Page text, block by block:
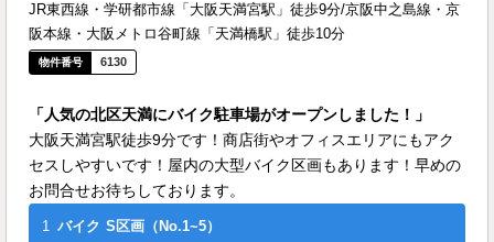
JR東西線・学研都市線「大阪天満宮駅」徒歩9分/京阪中之島線・京
阪本線・大阪メトロ谷町線「天満橋駅」徒歩10分
6130
「人気の北区天満にバイク駐車場がオープンしました！」
大阪天満宮駅徒歩9分です！商店街やオフィスエリアにもアク
セスしやすいです！屋内の大型バイク区画もあります！早めの
お問合せお待ちしております。
1 バイク S区画（No.1~5）